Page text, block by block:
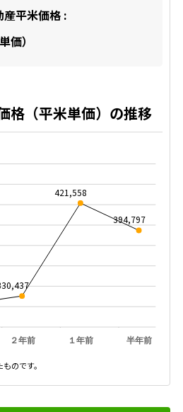
産平米価格 :
価）
格（平米単価）の推移
２年前 １年前 半年前
421,558
394,797
のです。